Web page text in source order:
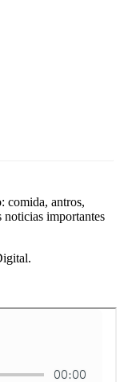
comida, antros,
noticias importantes